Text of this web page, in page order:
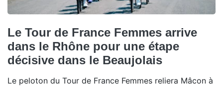
Le Tour de France Femmes arrive
dans le Rhône pour une étape
décisive dans le Beaujolais
Le peloton du Tour de France Femmes reliera Mâcon à